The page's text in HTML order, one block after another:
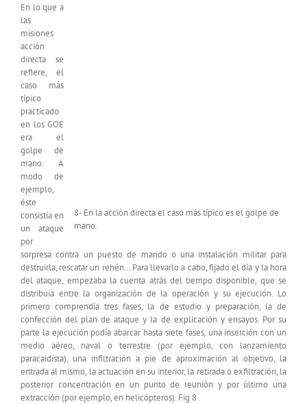
8- En la acción directa el caso más típico es el golpe de
mano.
En lo que a
las
misiones
acción
directa se
refiere, el
caso más
típico
practicado
en los GOE
era el
golpe de
mano. A
modo de
ejemplo,
éste
consistía en
un ataque
por
sorpresa contra un puesto de mando o una instalación militar para
destruirla, rescatar un rehén… Para llevarlo a cabo, fijado el día y la hora
del ataque, empezaba la cuenta atrás del tiempo disponible, que se
distribuía entre la organización de la operación y su ejecución. Lo
primero comprendía tres fases, la de estudio y preparación, la de
confección del plan de ataque y la de explicación y ensayos. Por su
parte la ejecución podía abarcar hasta siete fases, una inserción con un
medio aéreo, naval o terrestre (por ejemplo, con lanzamiento
paracaidista), una infiltración a pie de aproximación al objetivo, la
entrada al mismo, la actuación en su interior, la retirada o exfiltración, la
posterior concentración en un punto de reunión y por último una
extracción (por ejemplo, en helicópteros). Fig 8